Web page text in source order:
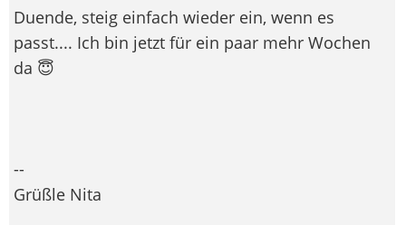
Duende, steig einfach wieder ein, wenn es
passt.... Ich bin jetzt für ein paar mehr Wochen
da 😇
--
Grüßle Nita